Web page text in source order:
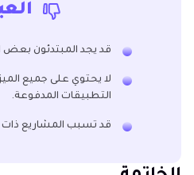
قد يجد المبتدئون
لا يحتوي على جميع
التطبيقات المدفوعة.
قد تسبب المشاريع ذات